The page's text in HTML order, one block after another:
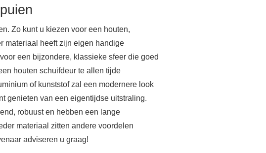
Zo kunt u kiezen voor een houten,
materiaal heeft zijn eigen handige
een bijzondere, klassieke sfeer die goed
houten schuifdeur te allen tijde
of kunststof zal een modernere look
genieten van een eigentijdse uitstraling.
robuust en hebben een lange
materiaal zitten andere voordelen
adviseren u graag!